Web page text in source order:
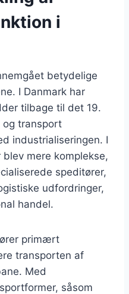
i
betydelige
I Danmark har
tilbage til det 19.
og transport
industrialiseringen. I
mere komplekse,
speditører,
udfordringer,
handel.
primært
transporten af
Med
såsom